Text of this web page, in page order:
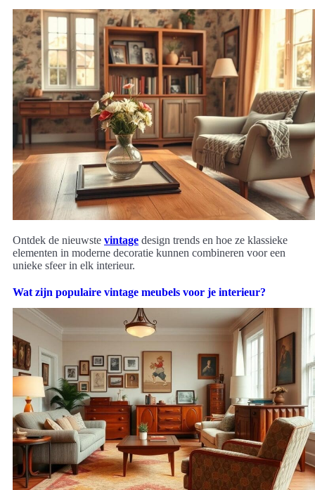
Ontdek de nieuwste vintage design trends en hoe ze klassieke
elementen in moderne decoratie kunnen combineren voor een
unieke sfeer in elk interieur.
Wat zijn populaire vintage meubels voor je interieur?